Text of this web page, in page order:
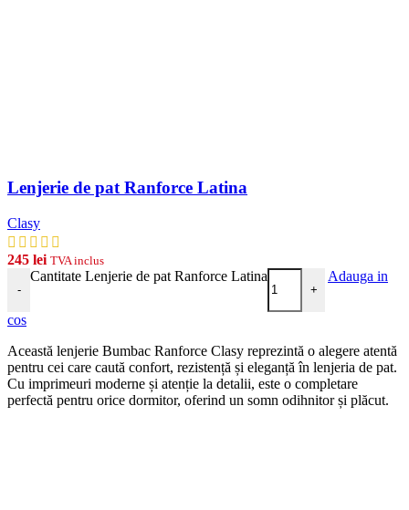
Lenjerie de pat Ranforce Latina
Clasy
245 lei TVA inclus
-
Cantitate Lenjerie de pat Ranforce Latina
+
Adauga in
cos
Această lenjerie Bumbac Ranforce Clasy reprezintă o alegere atentă
pentru cei care caută confort, rezistență și eleganță în lenjeria de pat.
Cu imprimeuri moderne și atenție la detalii, este o completare
perfectă pentru orice dormitor, oferind un somn odihnitor și plăcut.